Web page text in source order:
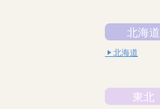
北海道
北海道
東北